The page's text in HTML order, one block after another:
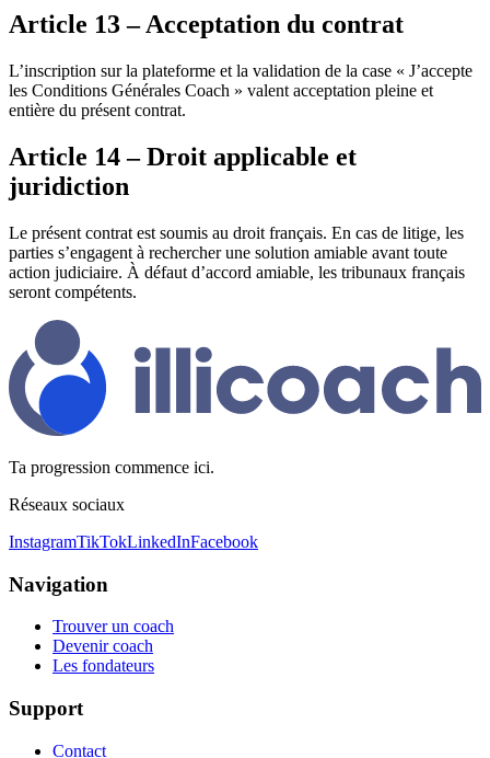
Article 13 – Acceptation du contrat
L’inscription sur la plateforme et la validation de la case « J’accepte
les Conditions Générales Coach » valent acceptation pleine et
entière du présent contrat.
Article 14 – Droit applicable et
juridiction
Le présent contrat est soumis au droit français. En cas de litige, les
parties s’engagent à rechercher une solution amiable avant toute
action judiciaire. À défaut d’accord amiable, les tribunaux français
seront compétents.
Ta progression commence ici.
Réseaux sociaux
InstagramTikTokLinkedInFacebook
Navigation
Trouver un coach
Devenir coach
Les fondateurs
Support
Contact